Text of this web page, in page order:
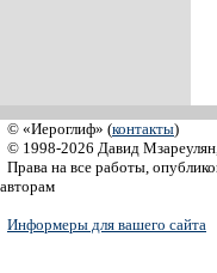
© «Иероглиф» (контакты)
© 1998-2026 Давид
Права на все работы,
авторам
Информеры для вашего сайта